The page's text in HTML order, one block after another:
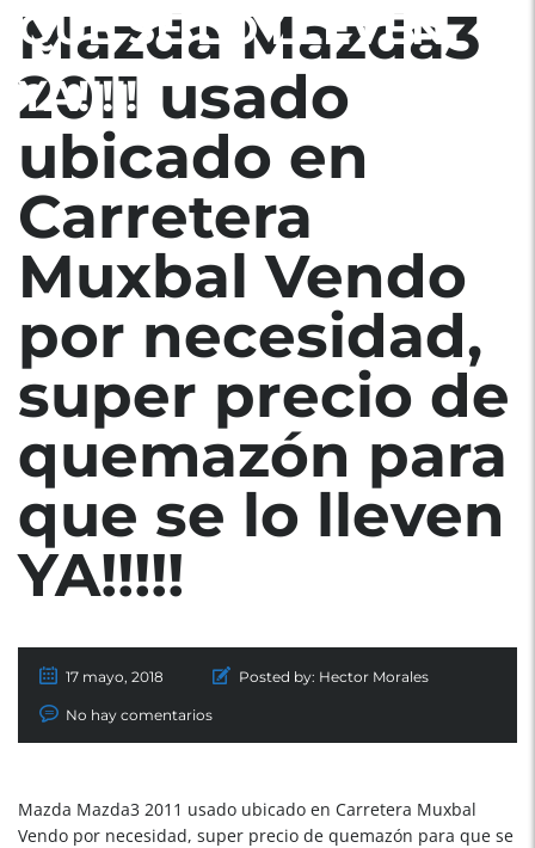
QUE SE LO LLEVEN
YA!!!!!
Mazda Mazda3
2011 usado
ubicado en
Carretera
Muxbal Vendo
por necesidad,
super precio de
quemazón para
que se lo lleven
YA!!!!!
17 mayo, 2018 Posted by: Hector Morales
No hay comentarios
Mazda Mazda3 2011 usado ubicado en Carretera Muxbal
Vendo por necesidad, super precio de quemazón para que se